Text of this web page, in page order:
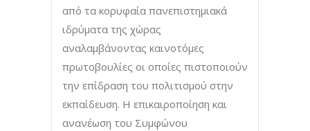
από τα κορυφαία πανεπιστημιακά
ιδρύματα της χώρας
αναλαμβάνοντας καινοτόμες
πρωτοβουλίες οι οποίες πιστοποιούν
την επίδραση του πολιτισμού στην
εκπαίδευση. Η επικαιροποίηση και
ανανέωση του Συμφώνου